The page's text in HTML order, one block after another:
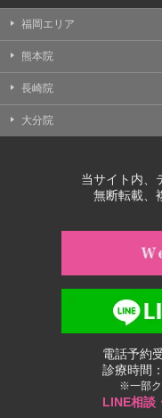
福岡エリア
熊本院
長崎院
大分院
当サイト内、
無断転載、
電話予約
診療時間
※一部ク
LINE相談